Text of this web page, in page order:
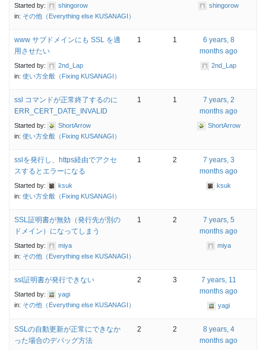
Started by:
shingorow
in: その他（Everything else KUSANAGI）
shingorow
www サブドメインにも SSL を適
用させたい
Started by:
2nd_Lap
in: 使い方全般（Fixing KUSANAGI）
1 1
6 years, 8
months ago
2nd_Lap
ssl コマンドが正常終了するのに
ERR_CERT_DATE_INVALID
Started by:
ShortArrow
in: 使い方全般（Fixing KUSANAGI）
1 1
7 years, 2
months ago
ShortArrow
sslを発行し、https経由でアクセ
スするとエラーになる
Started by:
ksuk
in: 使い方全般（Fixing KUSANAGI）
1 2
7 years, 3
months ago
ksuk
SSL証明書が無効（発行先が別の
ドメイン）になってしまう
Started by:
miya
in: その他（Everything else KUSANAGI）
1 2
7 years, 5
months ago
miya
ssl証明書が発行できない
Started by:
yagi
in: その他（Everything else KUSANAGI）
2 3
7 years, 11
months ago
yagi
SSLの自動更新が正常にできなか
った場合のデバッグ方法
2 2
8 years, 4
months ago